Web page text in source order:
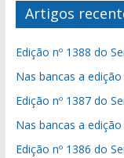
Artigos
Edição nº 1388 do
Nas bancas a
Edição nº 1387 do
Nas bancas a
Edição nº 1386 do